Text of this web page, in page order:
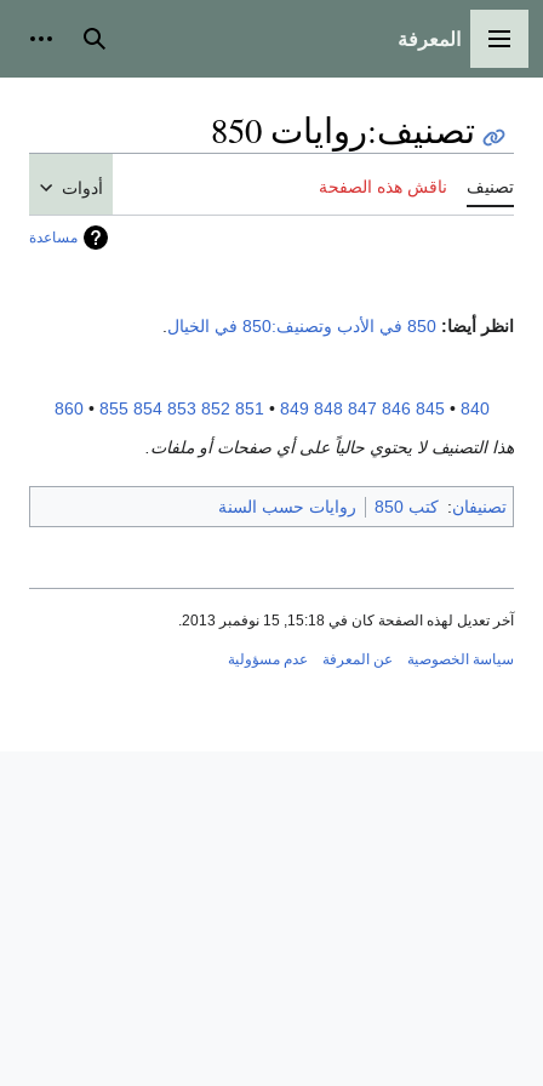
القائمة الرئيسية
المعرفة بحث
تصنيف:روايات 850
تصنيف ناقش هذه الصفحة أدوات
مساعدة
انظر أيضا: 850 في الأدب وتصنيف:850 في الخيال
840
•
845
846
847
848
849
•
851
852
853
854
855
•
860
هذا التصنيف لا يحتوي حالياً على أي صفحات أو ملفات.
تصنيفان: كتب 850 روايات حسب السنة
آخر تعديل لهذه الصفحة كان في 15:18, 15 نوفمبر 2013.
سياسة الخصوصية عن المعرفة عدم مسؤولية